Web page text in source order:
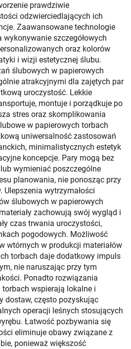
prawdziwie
odzwierciedlających ich
Zaawansowane technologie
szczegółowych
oraz kolorów
i wizji estetycznej ślubu.
ślubowych w papierowych
atrakcyjnymi dla zajętych par
uroczystość. Lekkie
montuje i porządkuje po
stres oraz skomplikowania
w papierowych torbach
uniwersalność zastosowań
minimalistycznych estetyk
koncepcje. Pary mogą bez
wymieniać poszczególne
planowania, nie ponosząc przy
wytrzymałości
ślubowych w papierowych
zachowują swój wygląd i
czas trwania uroczystości,
pogodowych. Możliwość
wtórnych w produkcji materiałów
torbach daje dodatkowy impuls
nie naruszając przy tym
Ponadto rozwiązania
wspierają lokalne i
dostaw, często pozyskując
operacji leśnych stosujących
Łatwość pozbywania się
eliminuje obawy związane z
ponieważ większość